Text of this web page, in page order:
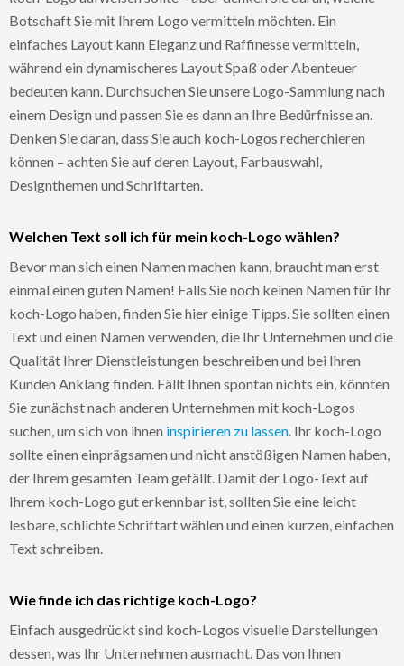
Botschaft Sie mit Ihrem Logo vermitteln möchten. Ein
einfaches Layout kann Eleganz und Raffinesse vermitteln,
während ein dynamischeres Layout Spaß oder Abenteuer
bedeuten kann. Durchsuchen Sie unsere Logo-Sammlung nach
einem Design und passen Sie es dann an Ihre Bedürfnisse an.
Denken Sie daran, dass Sie auch koch-Logos recherchieren
können – achten Sie auf deren Layout, Farbauswahl,
Designthemen und Schriftarten.
Welchen Text soll ich für mein koch-Logo wählen?
Bevor man sich einen Namen machen kann, braucht man erst
einmal einen guten Namen! Falls Sie noch keinen Namen für Ihr
koch-Logo haben, finden Sie hier einige Tipps. Sie sollten einen
Text und einen Namen verwenden, die Ihr Unternehmen und die
Qualität Ihrer Dienstleistungen beschreiben und bei Ihren
Kunden Anklang finden. Fällt Ihnen spontan nichts ein, könnten
Sie zunächst nach anderen Unternehmen mit koch-Logos
suchen, um sich von ihnen inspirieren zu lassen . Ihr koch-Logo
sollte einen einprägsamen und nicht anstößigen Namen haben,
der Ihrem gesamten Team gefällt. Damit der Logo-Text auf
Ihrem koch-Logo gut erkennbar ist, sollten Sie eine leicht
lesbare, schlichte Schriftart wählen und einen kurzen, einfachen
Text schreiben.
Wie finde ich das richtige koch-Logo?
Einfach ausgedrückt sind koch-Logos visuelle Darstellungen
dessen, was Ihr Unternehmen ausmacht. Das von Ihnen